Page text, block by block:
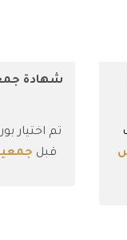
شهادة
تم اختيار
قبل